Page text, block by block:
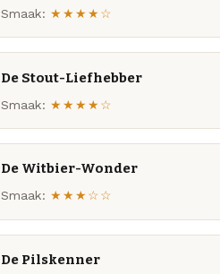
Smaak: ★★★★☆
De Stout-Liefhebber
Smaak: ★★★★☆
De Witbier-Wonder
Smaak: ★★★☆☆
De Pilskenner